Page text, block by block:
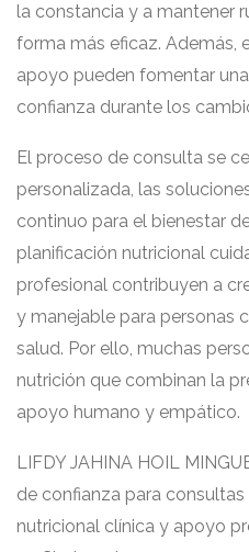
la constancia y a mantener
forma más eficaz. Además,
apoyo pueden fomentar
confianza durante los
El proceso de consulta se
personalizada, las
continuo para el bienestar
planificación nutricional
profesional contribuyen a
y manejable para personas
salud. Por ello, muchas
nutrición que combinan la
apoyo humano y empático.
LIFDY JAHINA HOIL
de confianza para
nutricional clínica y apoyo